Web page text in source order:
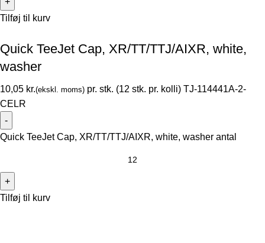
Tilføj til kurv
Quick TeeJet Cap, XR/TT/TTJ/AIXR, white,
washer
kr.
TJ-114441A-2-
CELR
Quick TeeJet Cap, XR/TT/TTJ/AIXR, white, washer antal
Tilføj til kurv